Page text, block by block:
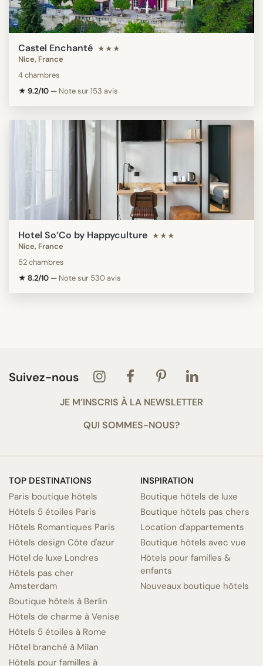
Castel Enchanté ★★★
Nice, France
4 chambres
★ 9.2/10 — Note sur 153 avis
Hotel So’Co by Happyculture ★★★
Nice, France
52 chambres
★ 8.2/10 — Note sur 530 avis
Suivez-nous
JE M’INSCRIS À LA NEWSLETTER
QUI SOMMES-NOUS?
TOP DESTINATIONS
Paris boutique hôtels
Hôtels 5 étoiles Paris
Hôtels Romantiques Paris
Hôtels design Côte d'azur
Hôtel de luxe Londres
Hôtels pas cher
Amsterdam
Boutique hôtels à Berlin
Hôtels de charme à Venise
Hôtels 5 étoiles à Rome
Hôtel branché à Milan
Hôtels pour familles à
INSPIRATION
Boutique hôtels de luxe
Boutique hôtels pas chers
Location d'appartements
Boutique hôtels avec vue
Hôtels pour familles &
enfants
Nouveaux boutique hôtels